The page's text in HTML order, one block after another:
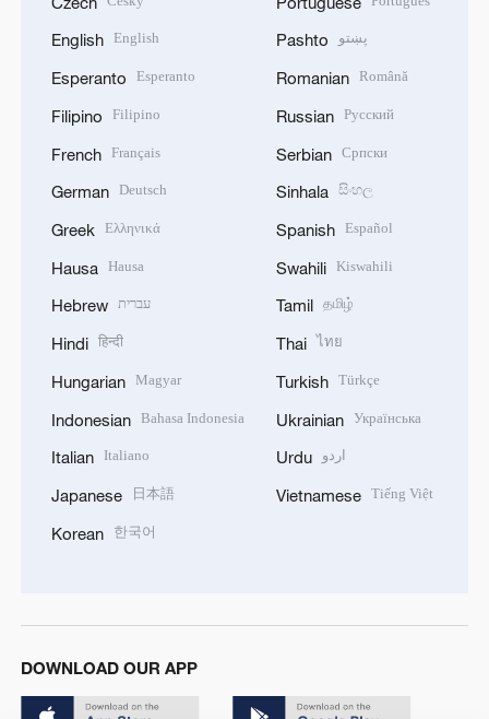
English English
Esperanto Esperanto
Filipino Filipino
French Français
German Deutsch
Greek Ελληνικά
Hausa Hausa
Hebrew עברית
Hindi हिन्दी
Hungarian Magyar
Indonesian Bahasa Indonesia
Italian Italiano
Japanese 日本語
Korean 한국어
Pashto پښتو
Romanian Română
Russian Русский
Serbian Српски
Sinhala සිංහල
Spanish Español
Swahili Kiswahili
Tamil தமிழ்
Thai ไทย
Turkish Türkçe
Ukrainian Українська
Urdu اردو
Vietnamese Tiếng Việt
DOWNLOAD OUR APP